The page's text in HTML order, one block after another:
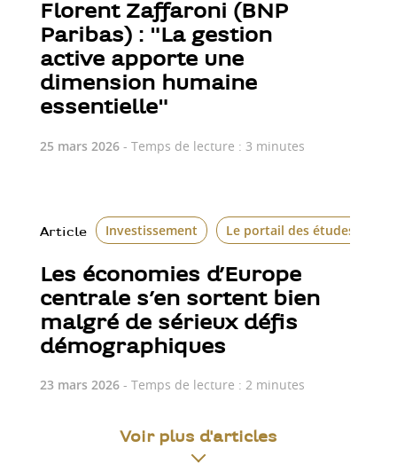
Florent Zaffaroni (BNP
Paribas) : "La gestion
active apporte une
dimension humaine
essentielle"
25 mars 2026- Temps de lecture : 3 minutes
Article Investissement Le portail des études
Les économies d’Europe
centrale s’en sortent bien
malgré de sérieux défis
démographiques
23 mars 2026- Temps de lecture : 2 minutes
Voir plus d'articles